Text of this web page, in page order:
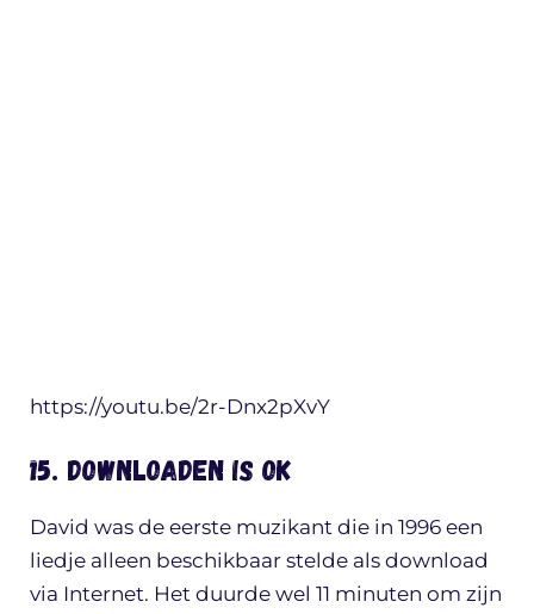
https://youtu.be/2r-Dnx2pXvY
15. Downloaden is ok
David was de eerste muzikant die in 1996 een
liedje alleen beschikbaar stelde als download
via Internet. Het duurde wel 11 minuten om zijn